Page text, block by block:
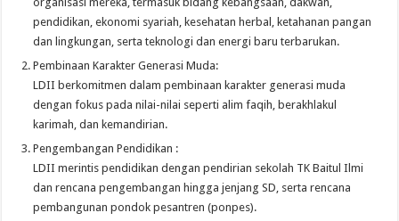
pendidikan, ekonomi syariah, kesehatan herbal, ketahanan pangan
dan lingkungan, serta teknologi dan energi baru terbarukan.
Pembinaan Karakter Generasi Muda:
LDII berkomitmen dalam pembinaan karakter generasi muda
dengan fokus pada nilai-nilai seperti alim faqih, berakhlakul
karimah, dan kemandirian.
Pengembangan Pendidikan :
LDII merintis pendidikan dengan pendirian sekolah TK Baitul Ilmi
dan rencana pengembangan hingga jenjang SD, serta rencana
pembangunan pondok pesantren (ponpes).